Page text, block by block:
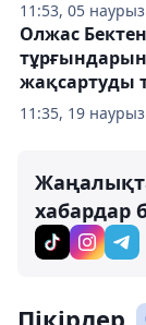
11:53, 05
11:35, 19
Олжас
жақсартуды
хабардар
Пікірлер